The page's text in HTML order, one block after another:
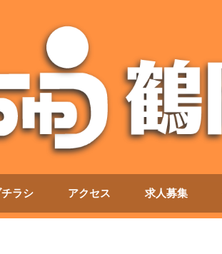
ラシ アクセス 求人募集